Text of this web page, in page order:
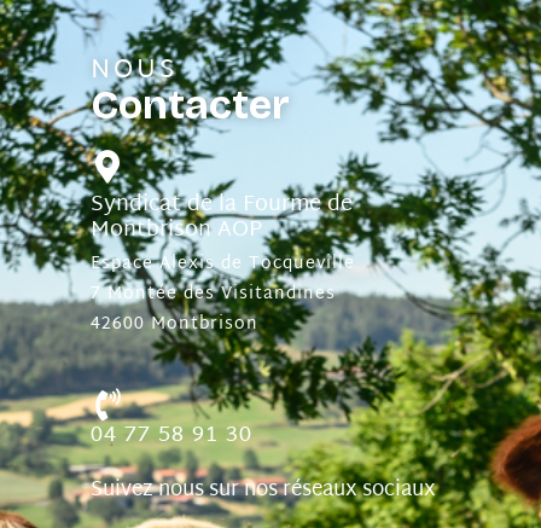
NOUS
Contacter
Syndicat de la Fourme de
Montbrison AOP
Espace Alexis de Tocqueville
7 Montée des Visitandines
42600 Montbrison
04 77 58 91 30
Suivez nous sur nos réseaux sociaux